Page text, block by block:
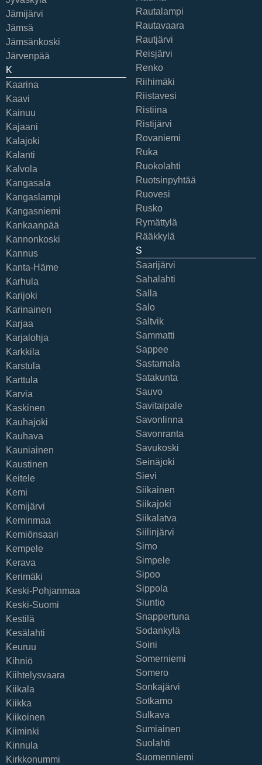
Jämijärvi
Jämsä
Jämsänkoski
Järvenpää
K
Kaarina
Kaavi
Kainuu
Kajaani
Kalajoki
Kalanti
Kalvola
Kangasala
Kangaslampi
Kangasniemi
Kankaanpää
Kannonkoski
Kannus
Kanta-Häme
Karhula
Karijoki
Karinainen
Karjaa
Karjalohja
Karkkila
Karstula
Karttula
Karvia
Kaskinen
Kauhajoki
Kauhava
Kauniainen
Kaustinen
Keitele
Kemi
Kemijärvi
Keminmaa
Kemiönsaari
Kempele
Kerava
Kerimäki
Keski-Pohjanmaa
Keski-Suomi
Kestilä
Kesälahti
Keuruu
Kihniö
Kiihtelysvaara
Kiikala
Kiikka
Kiikoinen
Kiiminki
Kinnula
Kirkkonummi
Rautalampi
Rautavaara
Rautjärvi
Reisjärvi
Renko
Riihimäki
Riistavesi
Ristiina
Ristijärvi
Rovaniemi
Ruka
Ruokolahti
Ruotsinpyhtää
Ruovesi
Rusko
Rymättylä
Rääkkylä
S
Saarijärvi
Sahalahti
Salla
Salo
Saltvik
Sammatti
Sappee
Sastamala
Satakunta
Sauvo
Savitaipale
Savonlinna
Savonranta
Savukoski
Seinäjoki
Sievi
Siikainen
Siikajoki
Siikalatva
Siilinjärvi
Simo
Simpele
Sipoo
Sippola
Siuntio
Snappertuna
Sodankylä
Soini
Somerniemi
Somero
Sonkajärvi
Sotkamo
Sulkava
Sumiainen
Suolahti
Suomenniemi